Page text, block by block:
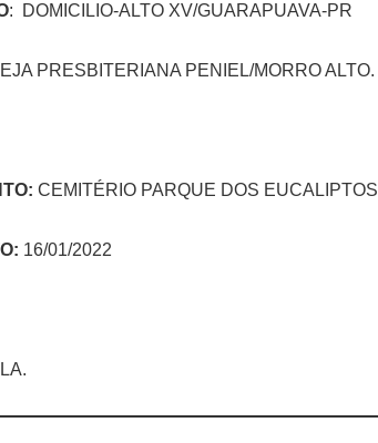
: DOMICILIO-ALTO XV/GUARAPUAVA-PR
PRESBITERIANA PENIEL/MORRO ALTO.
CEMITÉRIO PARQUE DOS EUCALIPTOS
16/01/2022